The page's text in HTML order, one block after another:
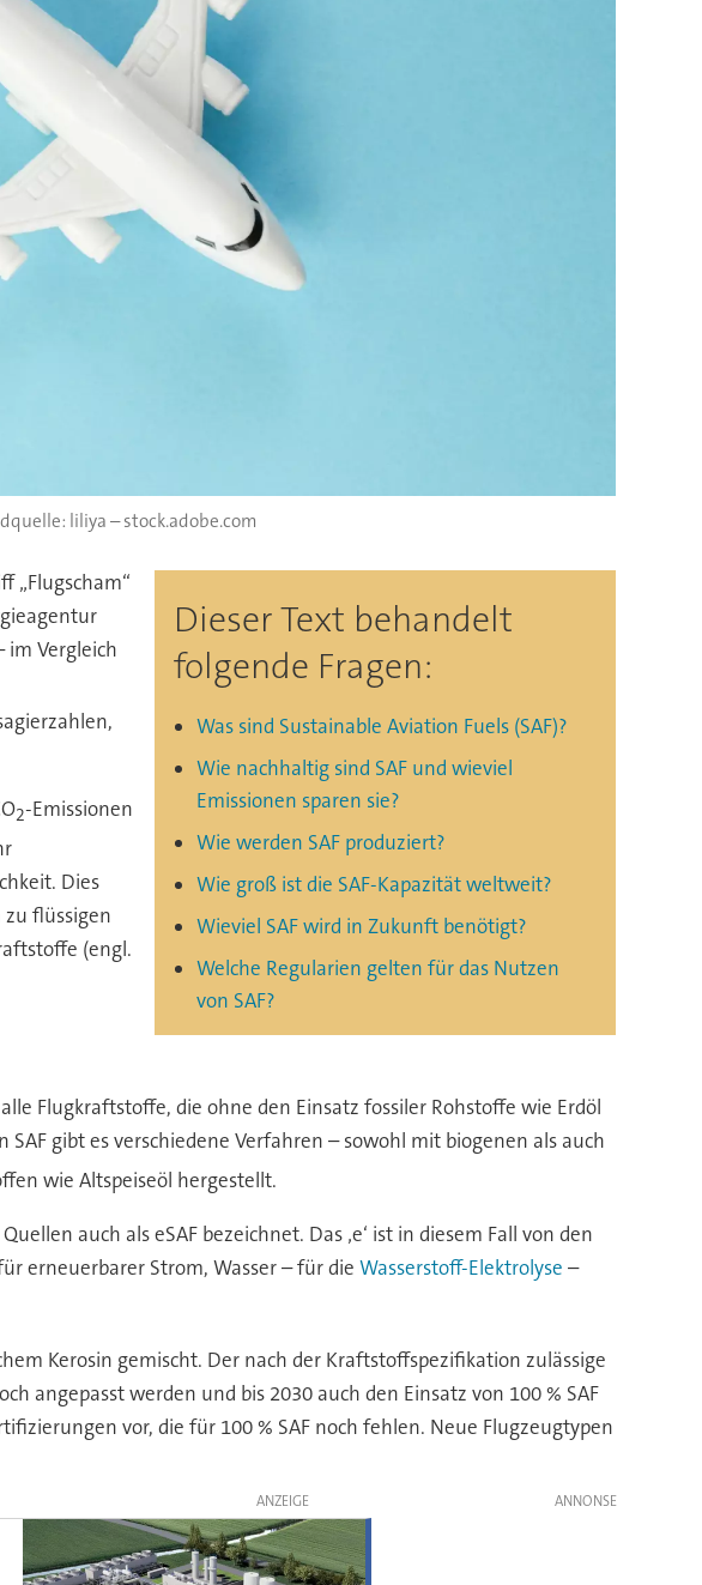
liliya – stock.adobe.com
Dieser Text behandelt
folgende Fragen:
Was sind Sustainable Aviation Fuels (SAF)?
Wie nachhaltig sind SAF und wieviel
Emissionen sparen sie?
Wie werden SAF produziert?
Wie groß ist die SAF-Kapazität weltweit?
Wieviel SAF wird in Zukunft benötigt?
Welche Regularien gelten für das Nutzen
von SAF?
„Flugscham“
im Vergleich
2-Emissionen
Dies
flüssigen
(engl.
Flugkraftstoffe, die ohne den Einsatz fossiler Rohstoffe wie Erdöl
gibt es verschiedene Verfahren – sowohl mit biogenen als auch
wie Altspeiseöl hergestellt.
auch als eSAF bezeichnet. Das ‚e‘ ist in diesem Fall von den
erneuerbarer Strom, Wasser – für die Wasserstoff-Elektrolyse –
Kerosin gemischt. Der nach der Kraftstoffspezifikation zulässige
angepasst werden und bis 2030 auch den Einsatz von 100 % SAF
vor, die für 100 % SAF noch fehlen. Neue Flugzeugtypen
ANZEIGE